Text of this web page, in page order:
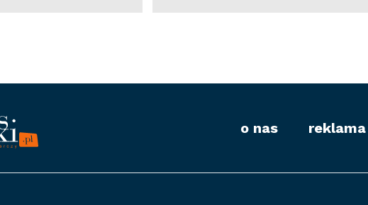
o nas reklama